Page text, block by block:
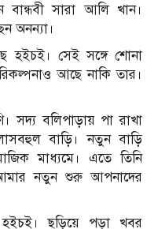
বান্ধবী সারা আলি খান।
অনন্যা।
হইচই। সেই সঙ্গে শোনা
আছে নাকি তার।
সদ্য বলিপাড়ায় পা রাখা
বাড়ি। নতুন বাড়ি
মাধ্যমে। এতে তিনি
নতুন শুরু আপনাদের
ছড়িয়ে পড়া খবর